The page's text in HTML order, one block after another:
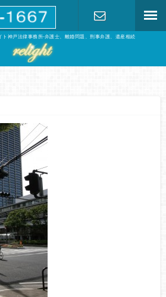
ト神戸法律事務所-弁護士、離婚問題、刑事弁護、遺産相続